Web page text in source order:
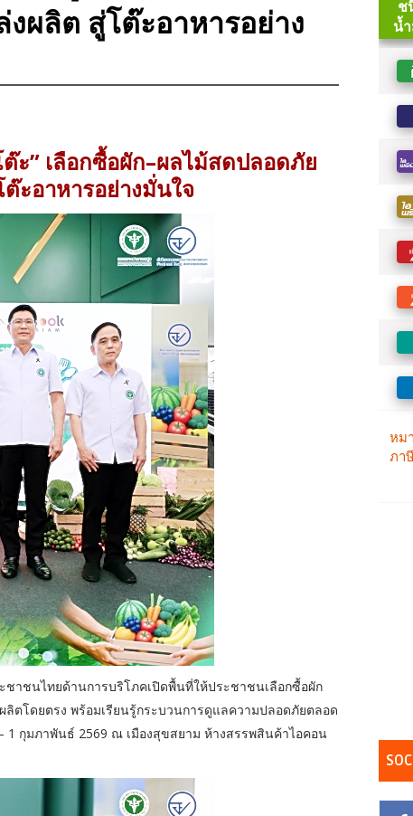
ผลิต สู่โต๊ะอาหารอย่าง
ะ” เลือกซื้อผัก–ผลไม้สดปลอดภัย
ะอาหารอย่างมั่นใจ
าชนไทยด้านการบริโภคเปิดพื้นที่ให้ประชาชนเลือกซื้อผัก
โดยตรง พร้อมเรียนรู้กระบวนการดูแลความปลอดภัยตลอด
1 กุมภาพันธ์ 2569 ณ เมืองสุขสยาม ห้างสรรพสินค้าไอคอน